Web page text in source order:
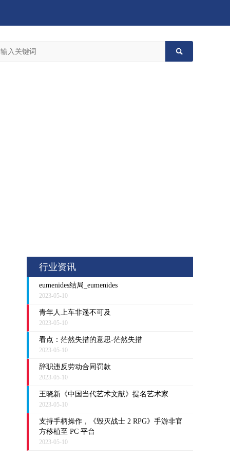
行业资讯
eumenides结局_eumenides
2023-05-10
青年人上车非遥不可及
2023-05-10
看点：茫然失措的意思-茫然失措
2023-05-10
辞职违反劳动合同罚款
2023-05-10
王晓新《中国当代艺术文献》提名艺术家
2023-05-10
支持手柄操作，《毁灭战士 2 RPG》手游非官
方移植至 PC 平台
2023-05-10